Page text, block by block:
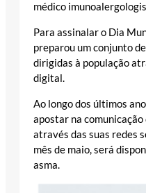
médico
Para assinalar o Dia
preparou um conjunto
dirigidas à população
digital.
Ao longo dos últimos
apostar na
através das suas redes
mês de maio, será
asma.